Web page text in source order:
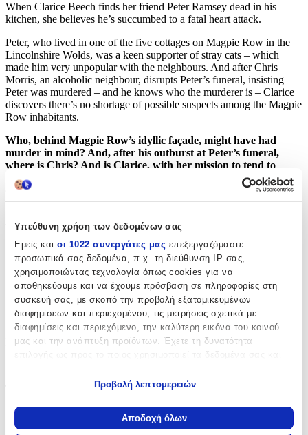
Υπεύθυνη χρήση των δεδομένων σας
Εμείς και οι 1022 συνεργάτες μας επεξεργαζόμαστε
προσωπικά σας δεδομένα, π.χ. τη διεύθυνση IP σας,
χρησιμοποιώντας τεχνολογία όπως cookies για να
αποθηκεύουμε και να έχουμε πρόσβαση σε πληροφορίες στη
συσκευή σας, με σκοπό την προβολή εξατομικευμένων
διαφημίσεων και περιεχομένου, τις μετρήσεις σχετικά με
διαφημίσεις και περιεχόμενο, την καλύτερη εικόνα του κοινού
μας και την ανάπτυξη προϊόντων. Έχετε τη δυνατότητα
Να συλλέξουμε πληροφορίες σχετικά με τη γεωγραφική
σας τοποθεσία, οι οποίες μπορεί να είναι ακριβείς σε
Προβολή λεπτομερειών
Αποδοχή όλων
When Clarice Beech finds her friend Peter Ramsey dead in his
kitchen, she believes he’s succumbed to a fatal heart attack.
Peter, who lived in one of the five cottages on Magpie Row in the
Lincolnshire Wolds, was a keen supporter of stray cats – which
made him very unpopular with the neighbours. And after Chris
Morris, an alcoholic neighbour, disrupts Peter’s funeral, insisting
Peter was murdered – and he knows who the murderer is – Clarice
discovers there’s no shortage of possible suspects among the Magpie
Row inhabitants.
Who, behind Magpie Row’s idyllic façade, might have had
murder in mind? And, after his outburst at Peter’s funeral,
where is Chris? And is Clarice, with her mission to tend to
Peter’s strays, as well as uncover the truth about her friend’s
death, putting herself in danger’s way?
Χαρακτηριστικά
Συγγραφέας:
Kate High
Εκδότης:
Constable
Ημερομηνία Έκδοσης:
14/03/2024